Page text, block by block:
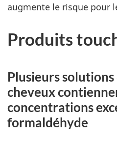
augmente le risque pour
Produits
Plusieurs solutions
cheveux
concentrations
formaldéhyde